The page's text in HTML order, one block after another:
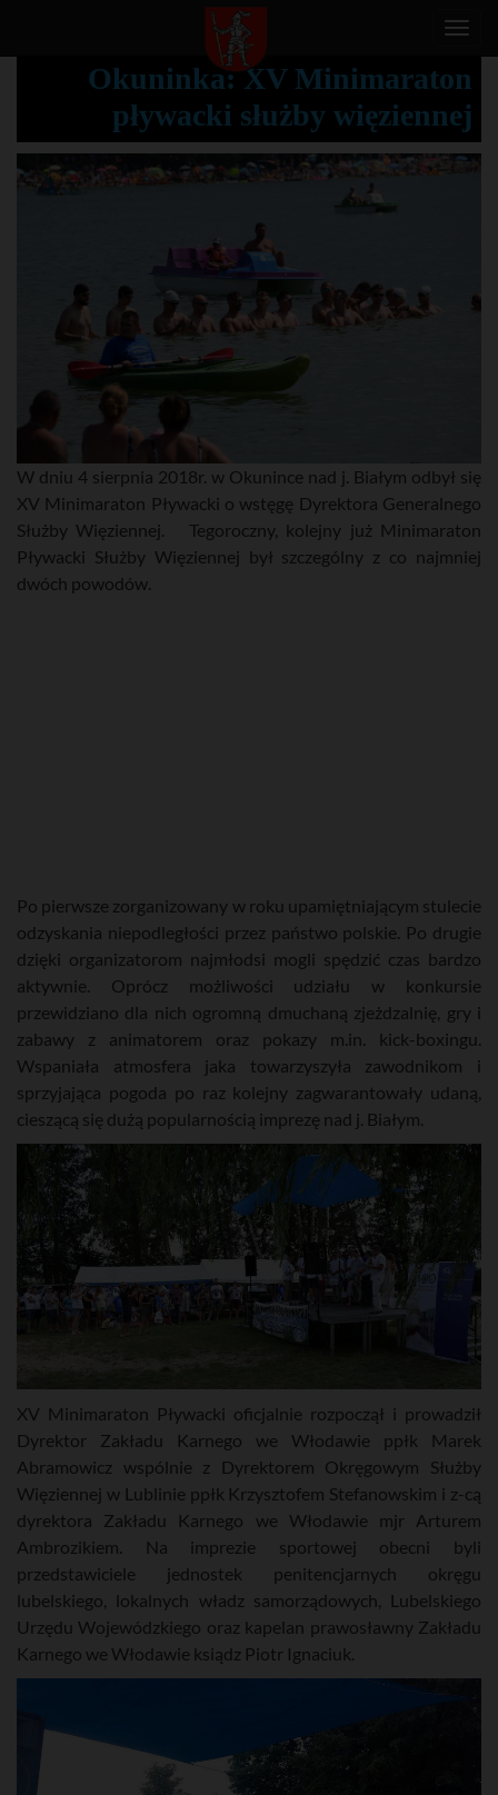
T
g
g
l
e
Okuninka: XV Minimaraton
pływacki służby więziennej
W dniu 4 sierpnia 2018r. w Okunince nad j. Białym odbył się
XV Minimaraton Pływacki o wstęgę Dyrektora Generalnego
Służby Więziennej. Tegoroczny, kolejny już Minimaraton
Pływacki Służby Więziennej był szczególny z co najmniej
dwóch powodów.
Po pierwsze zorganizowany w roku upamiętniającym stulecie
odzyskania niepodległości przez państwo polskie. Po drugie
dzięki organizatorom najmłodsi mogli spędzić czas bardzo
aktywnie. Oprócz możliwości udziału w konkursie
przewidziano dla nich ogromną dmuchaną zjeżdzalnię, gry i
zabawy z animatorem oraz pokazy m.in. kick-boxingu.
Wspaniała atmosfera jaka towarzyszyła zawodnikom i
sprzyjająca pogoda po raz kolejny zagwarantowały udaną,
cieszącą się dużą popularnością imprezę nad j. Białym.
XV Minimaraton Pływacki oficjalnie rozpoczął i prowadził
Dyrektor Zakładu Karnego we Włodawie ppłk Marek
Abramowicz wspólnie z Dyrektorem Okręgowym Służby
Więziennej w Lublinie ppłk Krzysztofem Stefanowskim i z-cą
dyrektora Zakładu Karnego we Włodawie mjr Arturem
Ambrozikiem. Na imprezie sportowej obecni byli
przedstawiciele jednostek penitencjarnych okręgu
lubelskiego, lokalnych władz samorządowych, Lubelskiego
Urzędu Wojewódzkiego oraz kapelan prawosławny Zakładu
Karnego we Włodawie ksiądz Piotr Ignaciuk.